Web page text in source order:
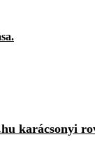
karácsonyi